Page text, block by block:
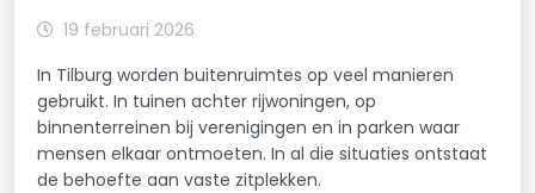
19 februari 2026
In Tilburg worden buitenruimtes op veel manieren
gebruikt. In tuinen achter rijwoningen, op
binnenterreinen bij verenigingen en in parken waar
mensen elkaar ontmoeten. In al die situaties ontstaat
de behoefte aan vaste zitplekken.